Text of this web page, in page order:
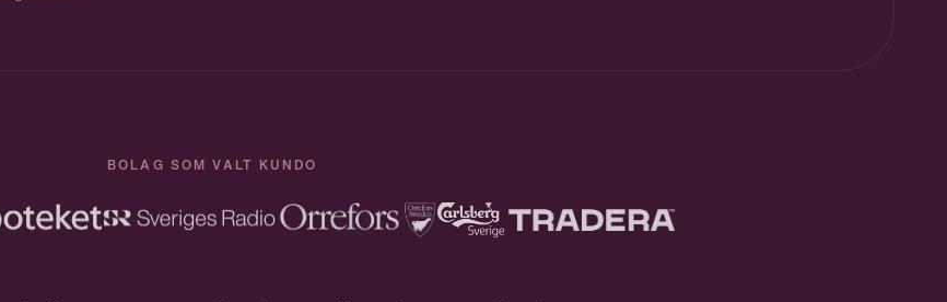
BOLAG SOM VALT KUNDO